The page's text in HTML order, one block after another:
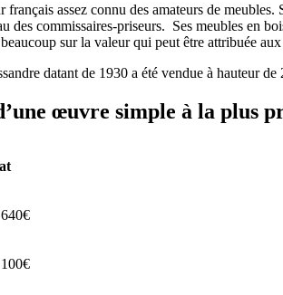
assez connu des amateurs de
des commissaires-priseurs. Ses meubles en
sur la valeur qui peut être attribuée
datant de 1930 a été vendue à hauteur
œuvre simple à la plus